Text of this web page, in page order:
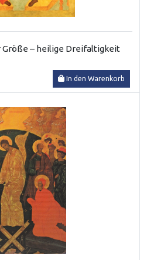
– heilige Dreifaltigkeit
In den Warenkorb